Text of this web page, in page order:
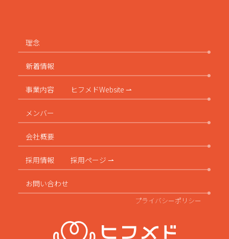
理念
新着情報
事業内容 ヒフメドWebsite ⇀
メンバー
会社概要
採用情報 採用ページ ⇀
お問い合わせ
プライバシーポリシー